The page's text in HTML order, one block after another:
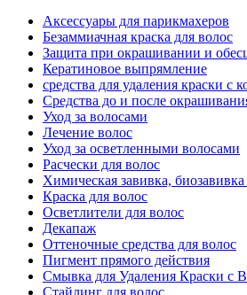
Аксессуары для парикмахеров
Безаммиачная краска для волос
Защита при окрашивании и
Кератиновое выпрямление
средства для удаления краски с
Средства до и после
Уход за волосами
Лечение волос
Уход за осветленными волосами
Расчески для волос
Химическая завивка,
Краска для волос
Осветлители для волос
Декапаж
Оттеночные средства для волос
Пигмент прямого действия
Смывка для Удаления Краски с